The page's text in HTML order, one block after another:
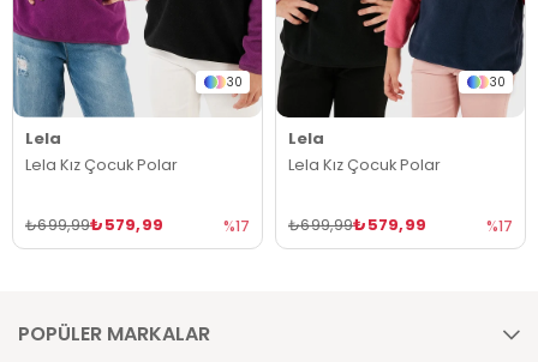
30
Lela
Lela Kız Çocuk Polar
₺579,99
₺699,99 %17
30
Lela
Lela Kız Çocuk Polar
₺579,99
₺699,99 %17
POPÜLER MARKALAR